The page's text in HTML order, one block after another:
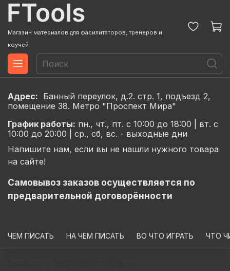
Магазин материалов для фасилитаторов, тренеров и
коучей
Адрес: Банный переулок, д.2. стр. 1, подъезд 2,
помещение 38. Метро "Проспект Мира"
График работы: пн., чт., пт. с 10:00 до 18:00 | вт. с
10:00 до 20:00 | ср., сб, вс. - выходные дни
Напишите нам, если вы не нашли нужного товара
на сайте!
Самовывоз заказов осуществляется по
предварительной договорённости
ЧЕМ ПИСАТЬ НА ЧЕМ ПИСАТЬ ВО ЧТО ИГРАТЬ ЧТО